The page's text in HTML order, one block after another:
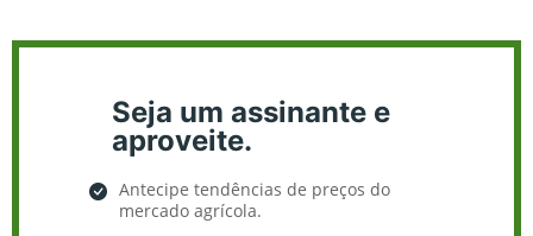
Seja um assinante e
aproveite.
Antecipe tendências de preços do
mercado agrícola.